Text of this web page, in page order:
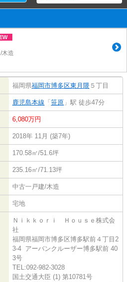
木造
福岡県福岡市博多区東月隈 ５丁目
鹿児島本線 「 笹原 」駅 徒歩47分
6,080万円
2018年 11月 (築7年)
170.58㎡/51.6坪
235.16㎡/71.13坪
中古一戸建/木造
宅地
Ｎｉｋｋｏｒｉ Ｈｏｕｓｅ株式会
社
福岡県福岡市博多区博多駅前４丁目2
3-4 アーバンクルーザー博多駅前 40
3号
TEL:092-982-3028
国土交通大臣 (1) 第10781号